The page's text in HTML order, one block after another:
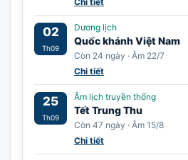
02
Th09
Dương lịch
Quốc khánh Việt Nam
Còn 24 ngày · Âm 22/7
Chi tiết
25
Th09
Âm lịch truyền thống
Tết Trung Thu
Còn 47 ngày · Âm 15/8
Chi tiết